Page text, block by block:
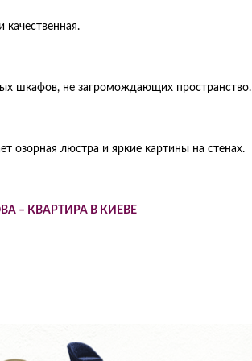
качественная.
шкафов, не загромождающих пространство.
озорная люстра и яркие картины на стенах.
– КВАРТИРА В КИЕВЕ